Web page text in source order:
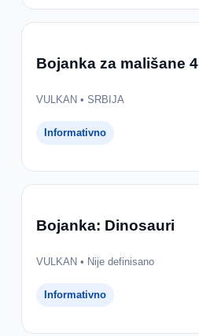
Bojanka za mališane 4
VULKAN • SRBIJA
Informativno
Bojanka: Dinosauri
VULKAN • Nije definisano
Informativno